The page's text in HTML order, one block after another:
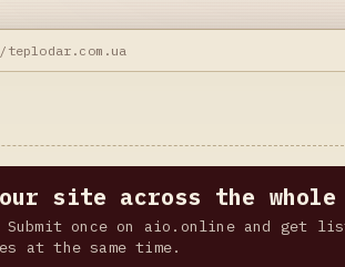
site across the whole
Submit once on aio.online and get
at the same time.